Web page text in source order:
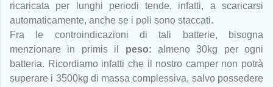
ricaricata per lunghi periodi tende, infatti, a scaricarsi
automaticamente, anche se i poli sono staccati.
Fra le controindicazioni di tali batterie, bisogna
menzionare in primis il peso: almeno 30kg per ogni
batteria. Ricordiamo infatti che il nostro camper non potrà
superare i 3500kg di massa complessiva, salvo possedere